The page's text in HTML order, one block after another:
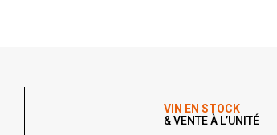
VIN EN STOCK
& VENTE À L’UNITÉ